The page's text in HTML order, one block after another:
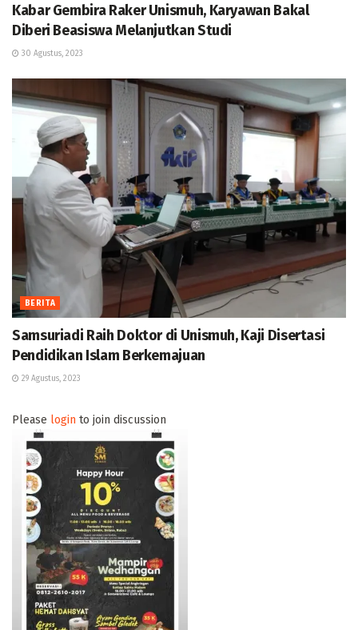
Kabar Gembira Raker Unismuh, Karyawan Bakal
Diberi Beasiswa Melanjutkan Studi
30 Agustus, 2023
BERITA
Samsuriadi Raih Doktor di Unismuh, Kaji Disertasi
Pendidikan Islam Berkemajuan
29 Agustus, 2023
Please login to join discussion